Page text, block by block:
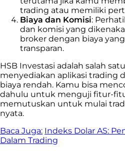
trading atau memiliki
Biaya dan Komisi:
dan komisi yang
broker dengan biaya
transparan.
HSB Investasi adalah salah
menyediakan aplikasi trading
biaya rendah. Kamu bisa
dahulu untuk menguji fitur-
memutuskan untuk mulai
nyata.
Baca Juga: Indeks Dolar AS:
Dalam Trading